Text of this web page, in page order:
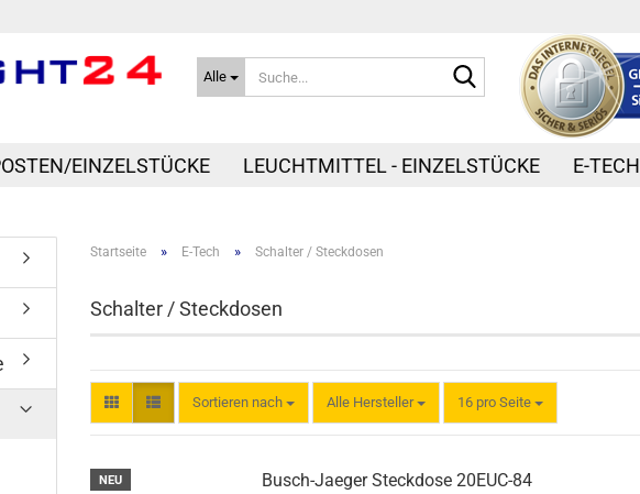
Alle
Suche...
EINZELSTÜCKE LEUCHTMITTEL - EINZELSTÜCKE E-TECH
Startseite » E-Tech » Schalter / Steckdosen
Schalter / Steckdosen
Sortieren nach
Sortieren nach Alle Hersteller 16 pro Seite
pro Seite
NEU Busch-Jaeger Steckdose 20EUC-84